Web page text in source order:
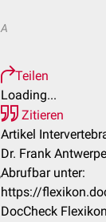
A
Teilen
Loading...
Zitieren
Artikel
Dr. Frank
Abrufbar unter:
https://
DocCheck